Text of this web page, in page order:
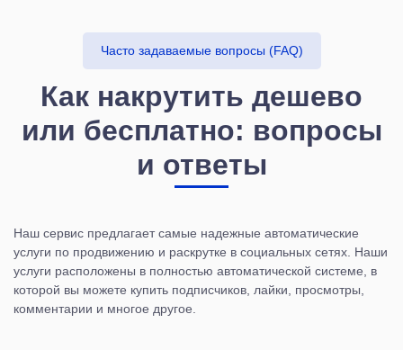
Часто задаваемые вопросы (FAQ)
Как накрутить дешево
или бесплатно: вопросы
и ответы
Наш сервис предлагает самые надежные автоматические
услуги по продвижению и раскрутке в социальных сетях. Наши
услуги расположены в полностью автоматической системе, в
которой вы можете купить подписчиков, лайки, просмотры,
комментарии и многое другое.